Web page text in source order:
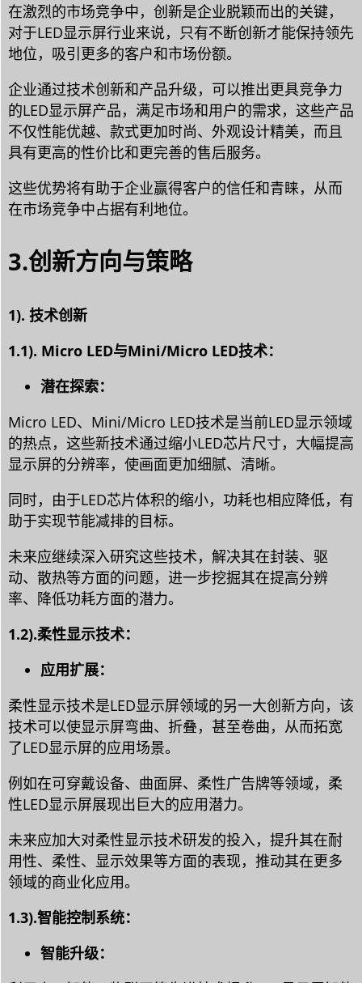
在激烈的市场竞争中，创新是企业脱颖而出的关键，
对于LED显示屏行业来说，只有不断创新才能保持领先
地位，吸引更多的客户和市场份额。
企业通过技术创新和产品升级，可以推出更具竞争力
的LED显示屏产品，满足市场和用户的需求，这些产品
不仅性能优越、款式更加时尚、外观设计精美，而且
具有更高的性价比和更完善的售后服务。
这些优势将有助于企业赢得客户的信任和青睐，从而
在市场竞争中占据有利地位。
3.创新方向与策略
1). 技术创新
1.1). Micro LED与Mini/Micro LED技术：
潜在探索：
Micro LED、Mini/Micro LED技术是当前LED显示领域
的热点，这些新技术通过缩小LED芯片尺寸，大幅提高
显示屏的分辨率，使画面更加细腻、清晰。
同时，由于LED芯片体积的缩小，功耗也相应降低，有
助于实现节能减排的目标。
未来应继续深入研究这些技术，解决其在封装、驱
动、散热等方面的问题，进一步挖掘其在提高分辨
率、降低功耗方面的潜力。
1.2).柔性显示技术：
应用扩展：
柔性显示技术是LED显示屏领域的另一大创新方向，该
技术可以使显示屏弯曲、折叠，甚至卷曲，从而拓宽
了LED显示屏的应用场景。
例如在可穿戴设备、曲面屏、柔性广告牌等领域，柔
性LED显示屏展现出巨大的应用潜力。
未来应加大对柔性显示技术研发的投入，提升其在耐
用性、柔性、显示效果等方面的表现，推动其在更多
领域的商业化应用。
1.3).智能控制系统：
智能升级：